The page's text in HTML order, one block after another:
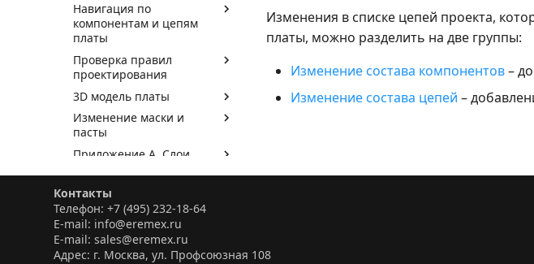
Навигация по
компонентам и цепям
платы
Проверка правил
проектирования
3D модель платы
Изменение маски и
пасты
Приложение А. Слои
Приложение Б. Правила
проектирования
Выпуск документации
Особенности импорта и
Изменения в списке цепей проекта,
платы, можно разделить на две группы:
Изменение состава компонентов–
Изменение состава цепей –
Контакты
Телефон: +7 (495) 232-18-64
E-mail: info@eremex.ru
E-mail: sales@eremex.ru
Адрес: г. Москва, ул. Профсоюзная 108